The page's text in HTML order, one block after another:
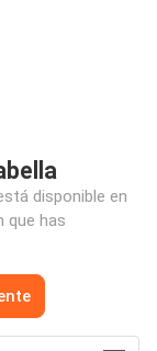
disponible en
que has